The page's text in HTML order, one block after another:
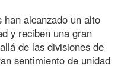
han alcanzado un alto
y reciben una gran
de las divisiones de
sentimiento de unidad